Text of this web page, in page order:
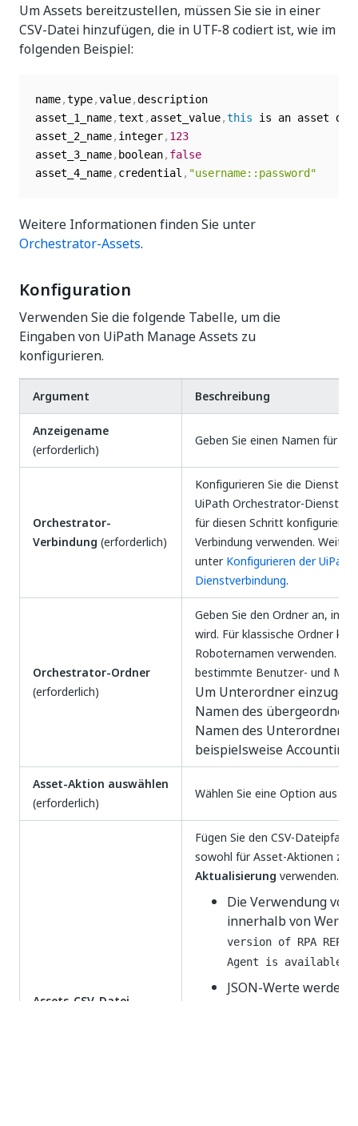
Um Assets bereitzustellen, müssen Sie sie in einer
CSV-Datei hinzufügen, die in UTF-8 codiert ist, wie im
folgenden Beispiel:
name,type,value,description
asset_1_name,text , asset_value,this is an asset
asset_2_name, integer, 123
asset_3_name, boolean, false
asset_4_name, credential , "username::password"
Weitere Informationen finden Sie unter
Orchestrator-Assets.
Konfiguration
Verwenden Sie die folgende Tabelle, um die
Eingaben von UiPath Manage Assets zu
konfigurieren.
Argument Beschreibung
Anzeigename
(erforderlich)
Geben Sie einen Namen für
Orchestrator-
Verbindung (erforderlich)
Konfigurieren Sie die
UiPath Orchestrator-Dienste.
für diesen Schritt
Verbindung verwenden.
unterKonfigurieren der
Dienstverbindung.
Orchestrator-Ordner
(erforderlich)
Geben Sie den Ordner an, in
wird. Für klassische Ordner
Roboternamen verwenden.
bestimmte Benutzer- und
Um Unterordner
Namen des
Namen des Unterordners
beispielsweise
Asset-Aktion auswählen
(erforderlich)
Wählen Sie eine Option aus
Assets-CSV-Datei
Fügen Sie den CSV-Dateipfad
sowohl für Asset-Aktionen
Aktualisierung verwenden.
Die Verwendung
innerhalb von
version of RPA
Agent is available""
JSON-Werte